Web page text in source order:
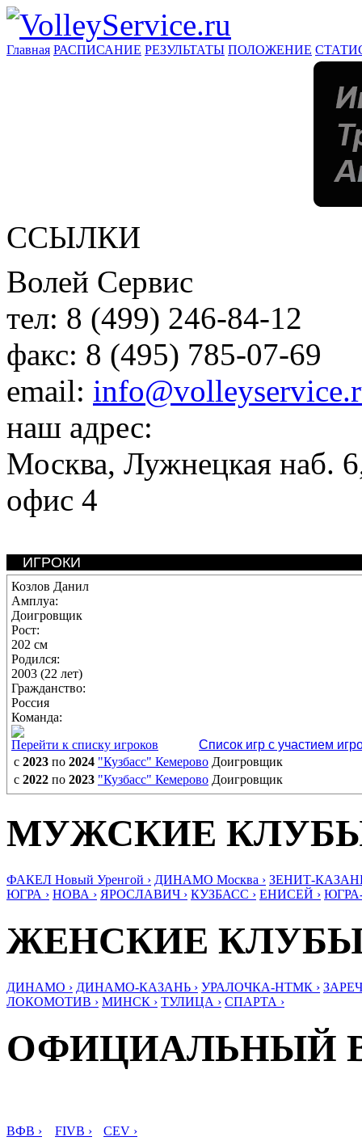
Главная РАСПИСАНИЕ РЕЗУЛЬТАТЫ ПОЛОЖЕНИЕ
ССЫЛКИ
Волей Сервис
тел: 8 (499) 246-84-12
факс: 8 (495) 785-07-69
email:
наш адрес:
Москва, Лужнецкая наб.
офис 4
ИГРОКИ
Козлов Данил
Амплуа:
Доигровщик
Рост:
202 см
Родился:
2003 (22 лет)
Гражданство:
Россия
Команда:
Перейти к списку игроков
Список игр с участием
с 2023 по 2024 "Кузбасс" Кемерово Доигровщик
с 2022 по 2023 "Кузбасс" Кемерово Доигровщик
МУЖСКИЕ
ФАКЕЛ Новый Уренгой › ДИНАМО Москва › ЗЕНИТ-
ЮГРА › НОВА › ЯРОСЛАВИЧ › КУЗБАСС › ЕНИСЕЙ ›
ЖЕНСКИЕ
ДИНАМО › ДИНАМО-КАЗАНЬ › УРАЛОЧКА-НТМК ›
ЛОКОМОТИВ › МИНСК › ТУЛИЦА › СПАРТА ›
ОФИЦИАЛЬНЫЙ
ВФВ › FIVB › CEV ›